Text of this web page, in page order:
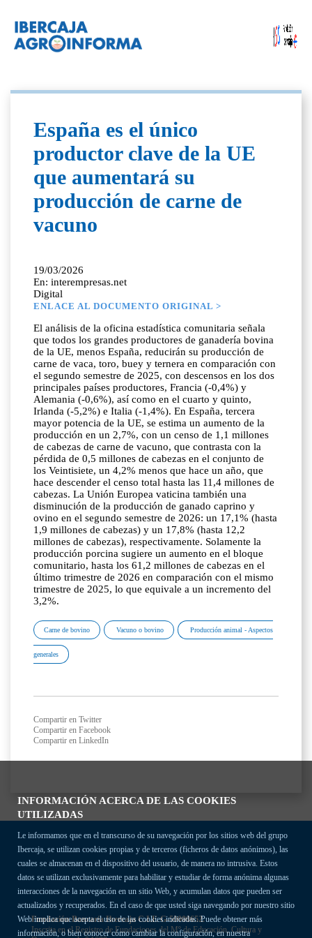
INFORMACIÓN ACERCA DE LAS COOKIES
UTILIZADAS
Le informamos que en el transcurso de su navegación por los sitios web del grupo
Ibercaja, se utilizan cookies propias y de terceros (ficheros de datos anónimos), las
cuales se almacenan en el dispositivo del usuario, de manera no intrusiva. Estos
datos se utilizan exclusivamente para habilitar y estudiar de forma anónima algunas
interacciones de la navegación en un sitio Web, y acumulan datos que pueden ser
actualizados y recuperados. En el caso de que usted siga navegando por nuestro sitio
Web implica que acepta el uso de las cookies indicadas. Puede obtener más
información, o bien conocer cómo cambiar la configuración, en nuestra
España es el único
productor clave de la UE
que aumentará su
producción de carne de
vacuno
19/03/2026
En: interempresas.net
Digital
ENLACE AL DOCUMENTO ORIGINAL >
El análisis de la oficina estadística comunitaria señala
que todos los grandes productores de ganadería bovina
de la UE, menos España, reducirán su producción de
carne de vaca, toro, buey y ternera en comparación con
el segundo semestre de 2025, con descensos en los dos
principales países productores, Francia (-0,4%) y
Alemania (-0,6%), así como en el cuarto y quinto,
Irlanda (-5,2%) e Italia (-1,4%). En España, tercera
mayor potencia de la UE, se estima un aumento de la
producción en un 2,7%, con un censo de 1,1 millones
de cabezas de carne de vacuno, que contrasta con la
pérdida de 0,5 millones de cabezas en el conjunto de
los Veintisiete, un 4,2% menos que hace un año, que
hace descender el censo total hasta las 11,4 millones de
cabezas. La Unión Europea vaticina también una
disminución de la producción de ganado caprino y
ovino en el segundo semestre de 2026: un 17,1% (hasta
1,9 millones de cabezas) y un 17,8% (hasta 12,2
millones de cabezas), respectivamente. Solamente la
producción porcina sugiere un aumento en el bloque
comunitario, hasta los 61,2 millones de cabezas en el
último trimestre de 2026 en comparación con el mismo
trimestre de 2025, lo que equivale a un incremento del
3,2%.
Carne de bovino Vacuno o bovino Producción animal - Aspectos
generales
Compartir en Twitter
Compartir en Facebook
Compartir en LinkedIn
Fundación Bancaria Ibercaja C.I.F. G-50000652.
Inscrita en el Registro de Fundaciones del Mº de Educación, Cultura y